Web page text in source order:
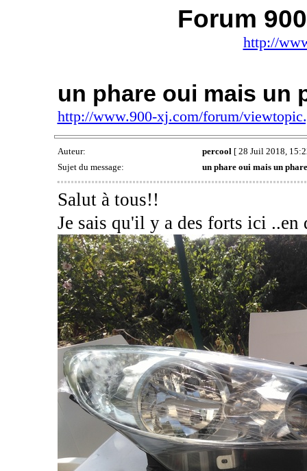
Forum
http://
un phare oui mais un
http://www.900-xj.com/forum/
Auteur: percool[ 28 Juil 2018,
Sujet du message:
un phare oui mais un
Salut à tous!!
Je sais qu'il y a des forts ici ..en